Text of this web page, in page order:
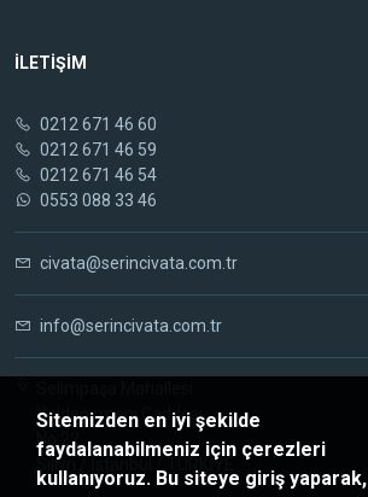
İLETİŞİM
0212 671 46 60
0212 671 46 59
0212 671 46 54
0553 088 33 46
civata@serincivata.com.tr
info@serincivata.com.tr
Yeldeğirmeni Caddesi
No:22
Silivri / İstanbul / TÜRKİYE
Sitemizden en iyi şekilde
faydalanabilmeniz için çerezleri
kullanıyoruz. Bu siteye giriş yaparak,